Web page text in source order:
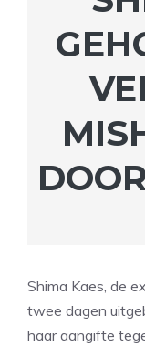
Shima Kaes, de
twee dagen
haar aangifte